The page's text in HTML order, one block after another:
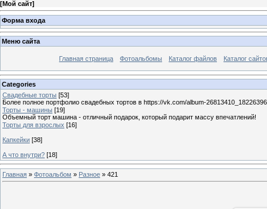
[Мой сайт]
Форма входа
Меню сайта
Главная страница Фотоальбомы Каталог файлов Каталог
Categories
Свадебные торты [53]
Более полное портфолио свадебных тортов в https://vk.com/album-
Торты - машины [19]
Объемный торт машина - отличный подарок, который подарит массу впечатлений!
Торты для взрослых [16]
Капкейки [38]
А что внутри? [18]
Главная » Фотоальбом » Разное » 421